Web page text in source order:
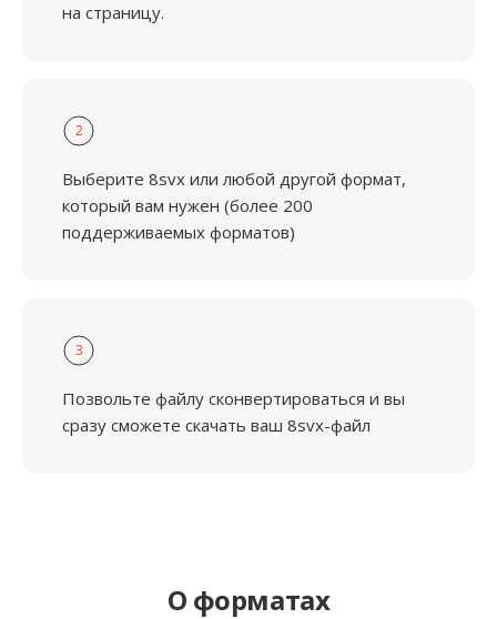
на страницу.
2
Выберите 8svx или любой другой формат,
который вам нужен (более 200
поддерживаемых форматов)
3
Позвольте файлу сконвертироваться и вы
сразу сможете скачать ваш 8svx-файл
О форматах